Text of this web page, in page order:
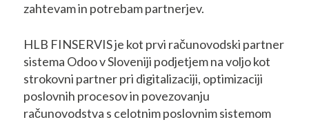
zahtevam in potrebam partnerjev.
HLB FINSERVIS je kot prvi računovodski partner
sistema Odoo v Sloveniji podjetjem na voljo kot
strokovni partner pri digitalizaciji, optimizaciji
poslovnih procesov in povezovanju
računovodstva s celotnim poslovnim sistemom